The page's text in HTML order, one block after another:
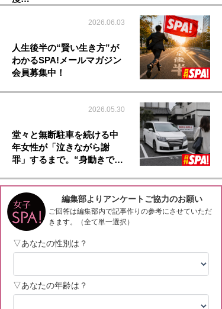
2026.06.03
人生後半の“賢い生き方”が
わかるSPA!メールマガジン
会員募集中！
2026.05.30
堂々と無断駐車を続ける中
年女性が「泣きながら謝
罪」するまで。“身動きで…